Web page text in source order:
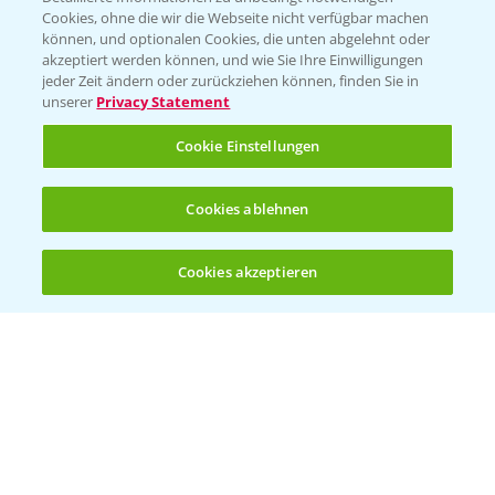
(noch 4)
KONTAKT
Hilfe in Notfällen
T.+49 (0)214/30-20220
Folgen Sie uns
Cookies, ohne die wir die Webseite nicht verfügbar machen
können, und optionalen Cookies, die unten abgelehnt oder
akzeptiert werden können, und wie Sie Ihre Einwilligungen
jeder Zeit ändern oder zurückziehen können, finden Sie in
unserer Privacy Statement
Cookie Einstellungen
Cookies ablehnen
Cookies akzeptieren